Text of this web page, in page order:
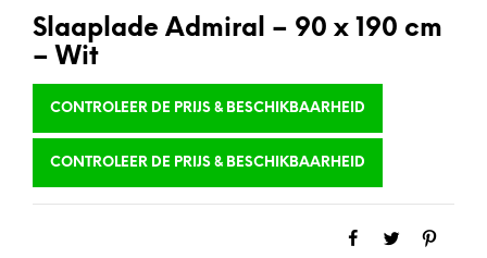
Slaaplade Admiral – 90 x 190 cm
– Wit
CONTROLEER DE PRIJS & BESCHIKBAARHEID
CONTROLEER DE PRIJS & BESCHIKBAARHEID